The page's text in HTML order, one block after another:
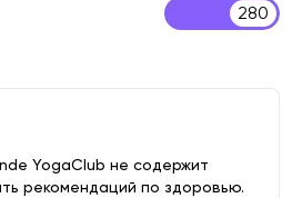
280
YogaClub не содержит
рекомендаций по здоровью.